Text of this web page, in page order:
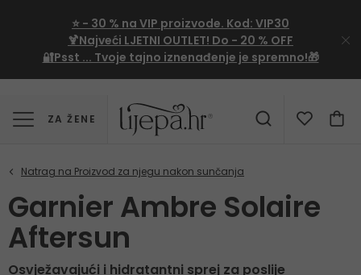
⭐ - 30 % na VIP proizvode. Kod: VIP30
🍹Najveći LJETNI OUTLET! Do - 20 % OFF
🔐Psst ... Tvoje tajno iznenađenje je spremno!🎁
ZA ŽENE
Garnier Ambre Solaire
Aftersun
Osvježavajući i hidratantni sprej za poslije